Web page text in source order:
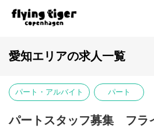
愛知エリアの求人一覧
パート・アルバイト パート
パートスタッフ募集 フラ